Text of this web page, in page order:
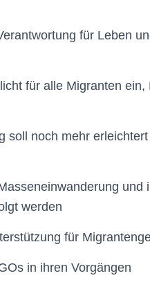
für Leben
für alle Migranten
soll noch mehr
und
werden
für
in ihren Vorgängen